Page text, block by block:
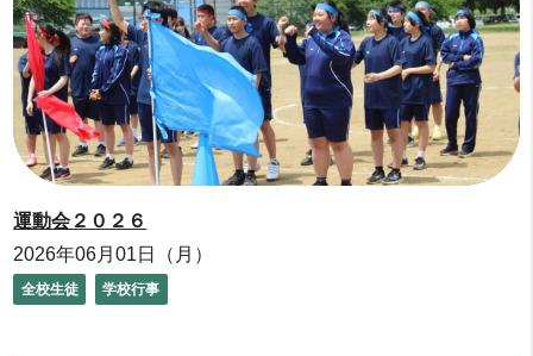
運動会２０２６
2026年06月01日（月）
全校生徒 学校行事